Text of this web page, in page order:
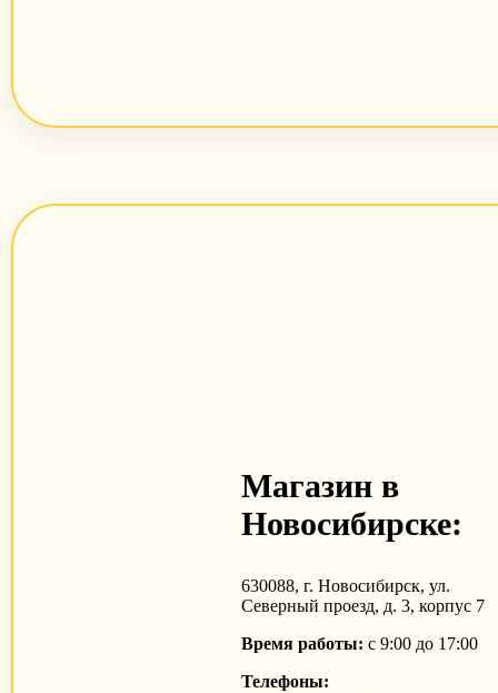
Магазин в
Новосибирске:
630088, г. Новосибирск, ул.
Северный проезд, д. 3, корпус 7
Время работы: с 9:00 до 17:00
Телефоны: